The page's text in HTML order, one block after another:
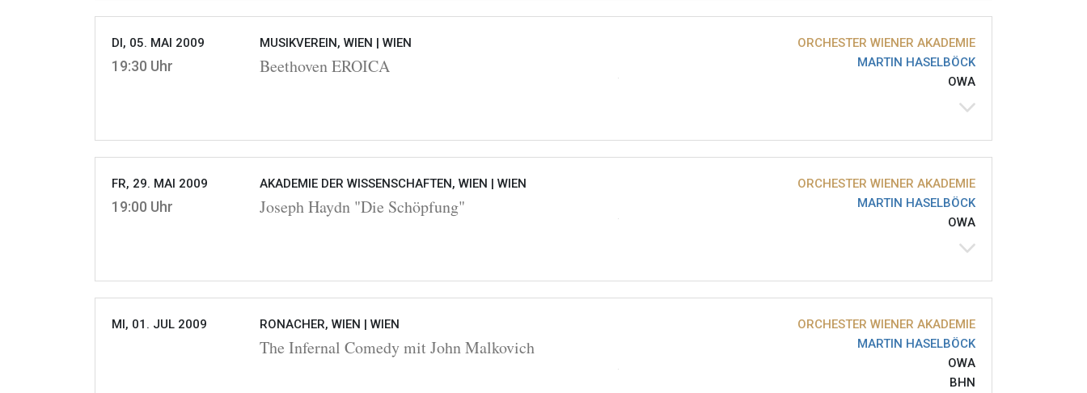
DI, 05. MAI 2009
19:30 Uhr
MUSIKVEREIN, WIEN | WIEN
Beethoven EROICA
ORCHESTER WIENER AKADEMIE
MARTIN HASELBÖCK
OWA
FR, 29. MAI 2009
19:00 Uhr
AKADEMIE DER WISSENSCHAFTEN, WIEN | WIEN
Joseph Haydn "Die Schöpfung"
ORCHESTER WIENER AKADEMIE
MARTIN HASELBÖCK
OWA
MI, 01. JUL 2009 RONACHER, WIEN | WIEN
The Infernal Comedy mit John Malkovich
ORCHESTER WIENER AKADEMIE
MARTIN HASELBÖCK
OWA
BHN